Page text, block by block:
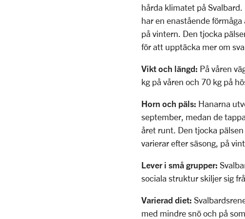
hårda klimatet på
har en enastående
på vintern. Den tjocka
för att upptäcka mer om
Vikt och längd: På våren
kg på våren och 70 kg på
Horn och päls: Hanarna
september, medan de
året runt. Den tjocka
varierar efter säsong, på
Lever i små grupper:
sociala struktur skiljer sig
Varierad diet:
med mindre snö och på